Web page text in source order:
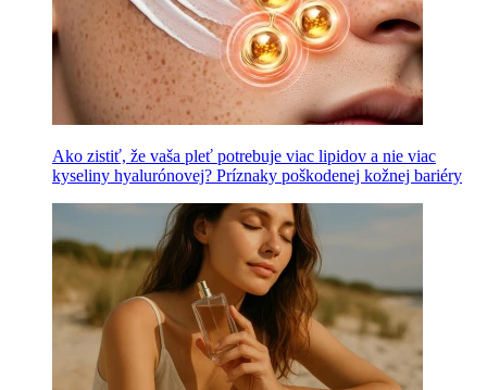
Ako zistiť, že vaša pleť potrebuje viac lipidov a nie viac
kyseliny hyalurónovej? Príznaky poškodenej kožnej bariéry